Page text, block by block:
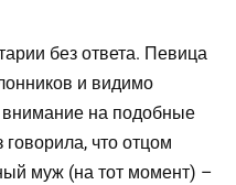
без ответа. Певица
и видимо
на подобные
что отцом
муж (на тот момент) –